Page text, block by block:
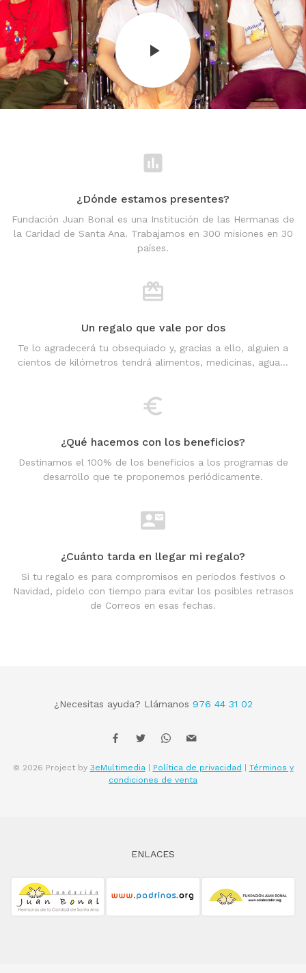
¿Dónde estamos presentes?
Fundación Juan Bonal es una Institución de las Hermanas de
la Caridad de Santa Ana. Trabajamos en 300 misiones en 30
países.
Un regalo que vale por dos
Te lo agradecerá tu obsequiado y, gracias a ello, alguien a
cientos de kilómetros tendrá alimentos, medicinas, agua...
¿Qué hacemos con los beneficios?
Destinamos el 100% de los beneficios a los programas de
desarrollo que te proponemos periódicamente.
¿Cuánto tarda en llegar mi regalo?
Si tu regalo es para compromisos en periodos festivos o
Navidad, pídelo con tiempo para evitar los posibles retrasos
de Correos en esas fechas.
¿Necesitas ayuda? Llámanos 976 44 31 02
© 2026 Project by 3eMultimedia| Política de privacidad
Términos y
condiciones de venta
ENLACES